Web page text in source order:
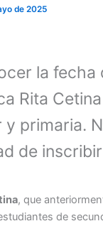
de 2025
la fecha
Rita
primaria.
de
, que
de